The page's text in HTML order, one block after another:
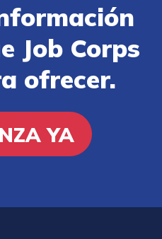
Job Corps
ofrecer.
YA